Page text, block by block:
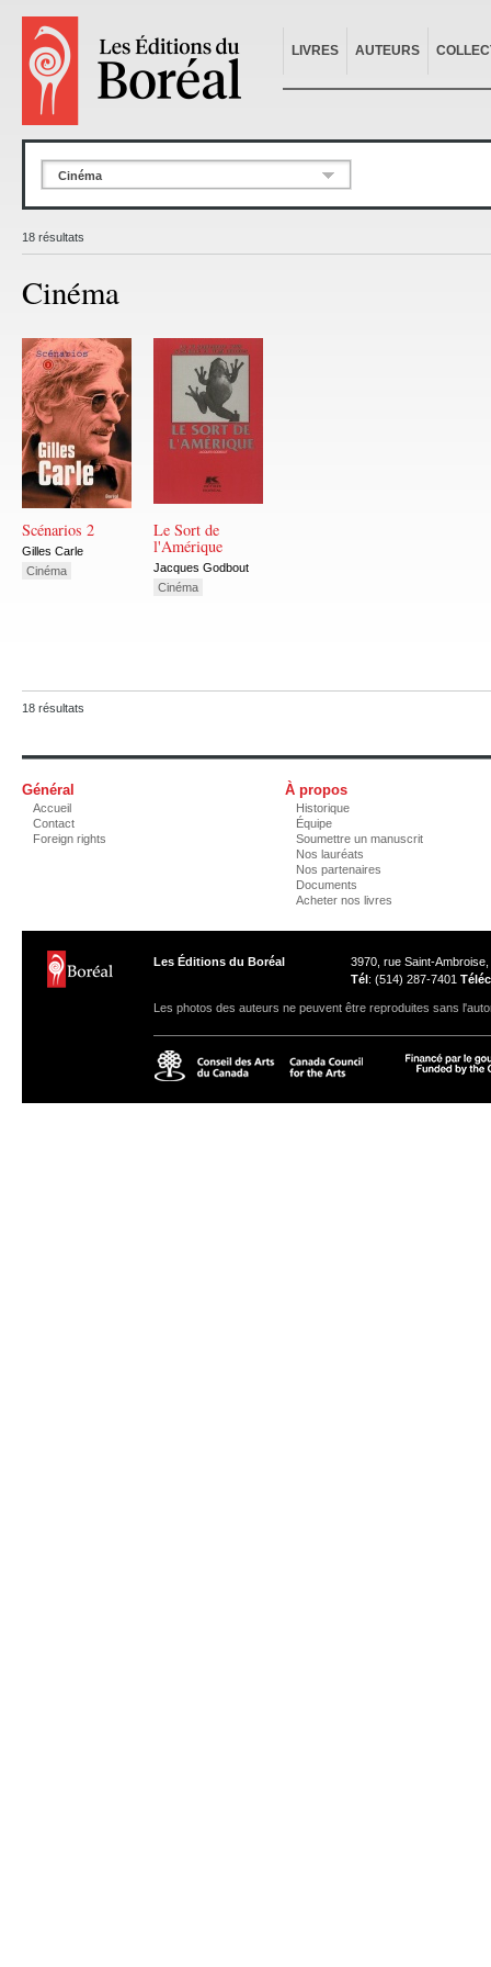
LIVRES AUTEURS
Cinéma
18 résultats
Cinéma
Scénarios 2
Gilles Carle
Cinéma
Le Sort de
l'Amérique
Jacques Godbout
Cinéma
18 résultats
Général
Accueil
Contact
Foreign rights
À propos
Historique
Équipe
Soumettre un manuscrit
Nos lauréats
Nos partenaires
Documents
Acheter nos livres
Les Éditions du Boréal
3970, rue Saint-
Tél: (514) 287-7401 Téléc
Les photos des auteurs ne peuvent être reproduites sans